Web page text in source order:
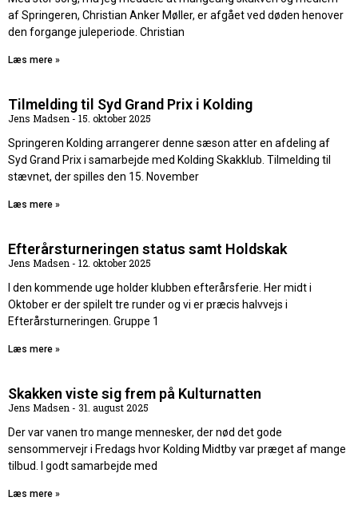
af Springeren, Christian Anker Møller, er afgået ved døden henover
den forgange juleperiode. Christian
Læs mere »
Tilmelding til Syd Grand Prix i Kolding
Jens Madsen
15. oktober 2025
Springeren Kolding arrangerer denne sæson atter en afdeling af
Syd Grand Prix i samarbejde med Kolding Skakklub. Tilmelding til
stævnet, der spilles den 15. November
Læs mere »
Efterårsturneringen status samt Holdskak
Jens Madsen
12. oktober 2025
I den kommende uge holder klubben efterårsferie. Her midt i
Oktober er der spilelt tre runder og vi er præcis halvvejs i
Efterårsturneringen. Gruppe 1
Læs mere »
Skakken viste sig frem på Kulturnatten
Jens Madsen
31. august 2025
Der var vanen tro mange mennesker, der nød det gode
sensommervejr i Fredags hvor Kolding Midtby var præget af mange
tilbud. I godt samarbejde med
Læs mere »